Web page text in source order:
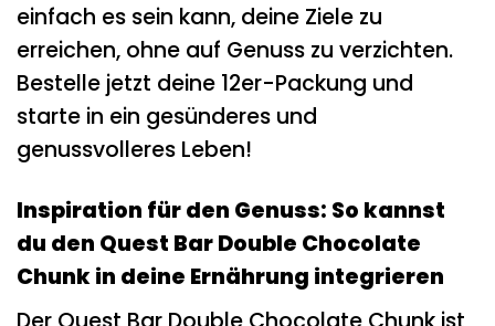
einfach es sein kann, deine Ziele zu
erreichen, ohne auf Genuss zu verzichten.
Bestelle jetzt deine 12er-Packung und
starte in ein gesünderes und
genussvolleres Leben!
Inspiration für den Genuss: So kannst
du den Quest Bar Double Chocolate
Chunk in deine Ernährung integrieren